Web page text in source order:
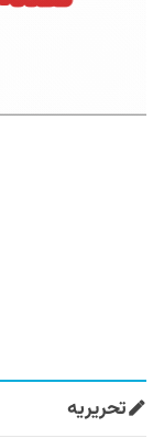
تحریریه